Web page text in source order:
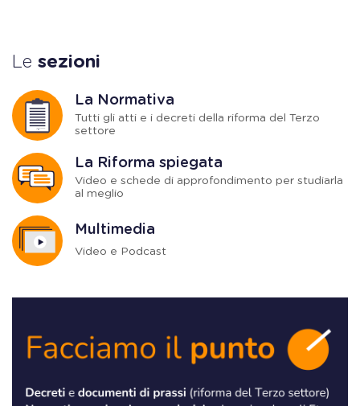
Le sezioni
La Normativa
Tutti gli atti e i decreti della riforma del Terzo
settore
La Riforma spiegata
Video e schede di approfondimento per studiarla
al meglio
Multimedia
Video e Podcast